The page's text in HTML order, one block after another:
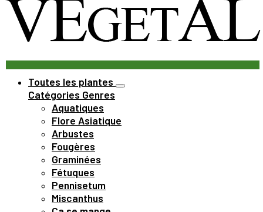
Toutes les plantes
Catégories Genres
Aquatiques
Flore Asiatique
Arbustes
Fougères
Graminées
Fétuques
Pennisetum
Miscanthus